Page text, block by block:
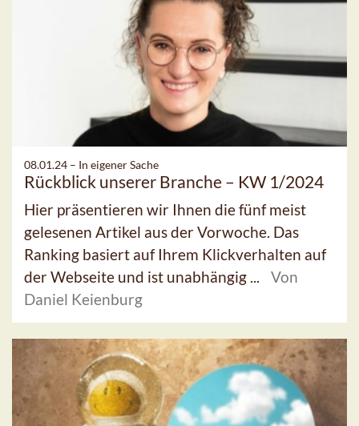
08.01.24 – In eigener Sache
Rückblick unserer Branche – KW 1/2024
Hier präsentieren wir Ihnen die fünf meist
gelesenen Artikel aus der Vorwoche. Das
Ranking basiert auf Ihrem Klickverhalten auf
der Webseite und ist unabhängig ...
Von
Daniel Keienburg